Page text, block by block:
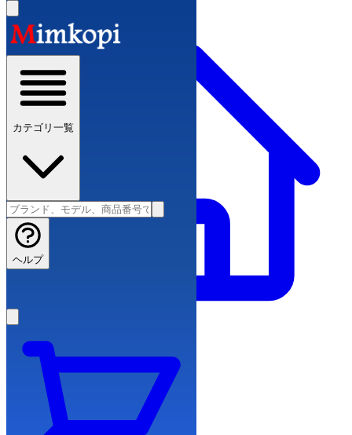
カテゴリ一覧
ヘルプ